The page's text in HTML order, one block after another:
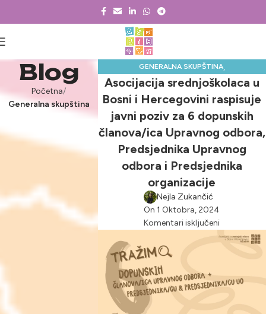
Blog
Početna
Generalna skupština
GENERALNA SKUPŠTINA,
NOVOSTI & PROJEKTI
Asocijacija srednjoškolaca u
Bosni i Hercegovini raspisuje
javni poziv za 6 dopunskih
članova/ica Upravnog odbora,
Predsjednika Upravnog
odbora i Predsjednika
organizacije
Nejla Zukančić
On 1 Oktobra, 2024
Komentari isključeni